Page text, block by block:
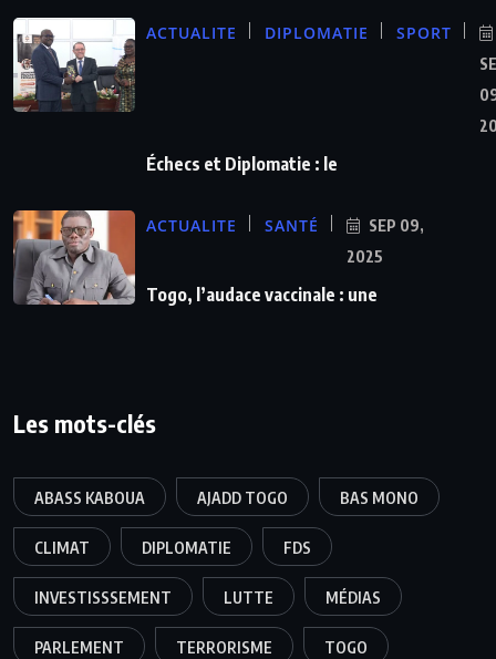
ACTUALITE DIPLOMATIE SPORT
Échecs et Diplomatie : le
ACTUALITE SANTÉ
SEP 09,
2025
Togo, l’audace vaccinale : une
Les mots-clés
ABASS KABOUA AJADD TOGO BAS MONO
CLIMAT DIPLOMATIE FDS
INVESTISSSEMENT LUTTE MÉDIAS
PARLEMENT TERRORISME TOGO